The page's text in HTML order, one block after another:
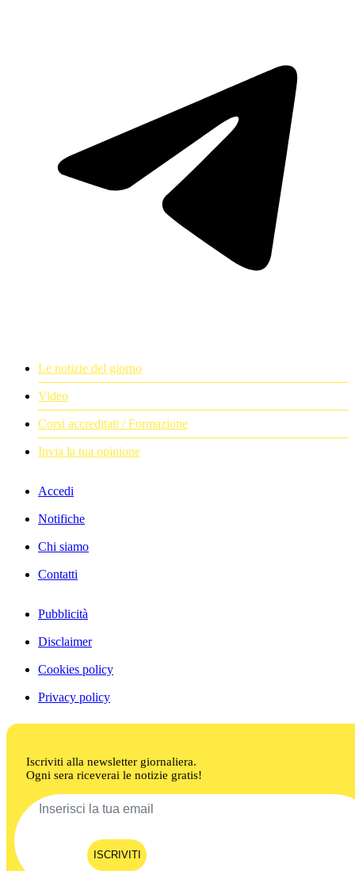
Le notizie del giorno
Video
Corsi accreditati / Formazione
Invia la tua opinione
Accedi
Notifiche
Chi siamo
Contatti
Pubblicità
Disclaimer
Cookies policy
Privacy policy
Iscriviti alla newsletter giornaliera.
Ogni sera riceverai le notizie gratis!
ISCRIVITI